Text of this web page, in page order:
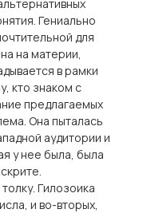
Гениально
для
на материи,
в рамки
кто знаком с
предлагаемых
Она пыталась
аудитории и
у нее была, была
Гилозоика
и во-вторых,